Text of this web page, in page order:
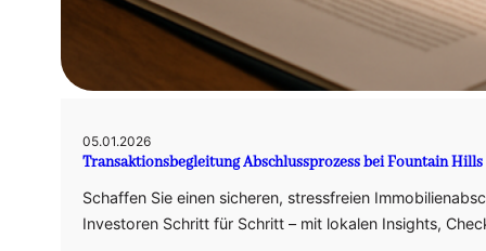
05.01.2026
Transaktionsbegleitung Abschlussprozess bei Fountain Hills
Schaffen Sie einen sicheren, stressfreien
Investoren Schritt für Schritt – mit lokalen Insights,